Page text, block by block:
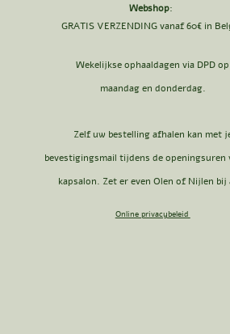
Webshop:
GRATIS VERZENDING vanaf 60€ in
Wekelijkse ophaaldagen via DPD op
maandag en donderdag.
Zelf uw bestelling afhalen kan met
bevestigingsmail tijdens de openingsuren
kapsalon. Zet er even Olen of Nijlen bij
Online privacybeleid